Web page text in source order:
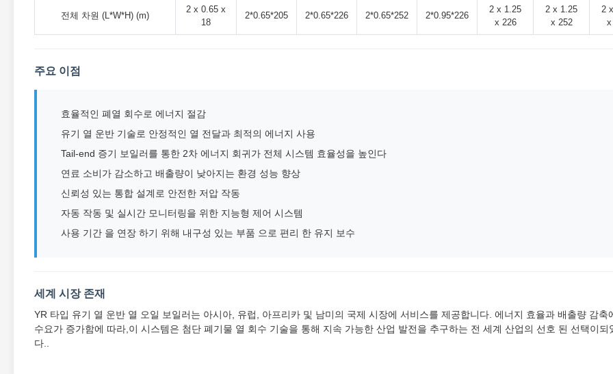
전체 차원 (L*W*H) (m)
2 x 0.65 x
18
2*0.65*205 2*0.65*226 2*0.65*252 2*0.95*226
2 x 1.25
x 226
2 x 1.25
x 252
2
x
주요 이점
효율적인 폐열 회수로 에너지 절감
유기 열 운반 기술로 안정적인 열 전달과 최적의 에너지 사용
Tail-end 증기 보일러를 통한 2차 에너지 회귀가 전체 시스템 효율성을 높인다
연료 소비가 감소하고 배출량이 낮아지는 환경 성능 향상
신뢰성 있는 통합 설계로 안전한 저압 작동
자동 작동 및 실시간 모니터링을 위한 지능형 제어 시스템
사용 기간 을 연장 하기 위해 내구성 있는 부품 으로 편리 한 유지 보수
세계 시장 존재
YR 타입 유기 열 운반 열 오일 보일러는 아시아, 유럽, 아프리카 및 남미의 국제 시장에 서비스를 제공합니다. 에너지 효율과 배출량 감축
수요가 증가함에 따라,이 시스템은 첨단 폐기물 열 회수 기술을 통해 지속 가능한 산업 발전을 추구하는 전 세계 산업의 선호 된 선택이되
다..